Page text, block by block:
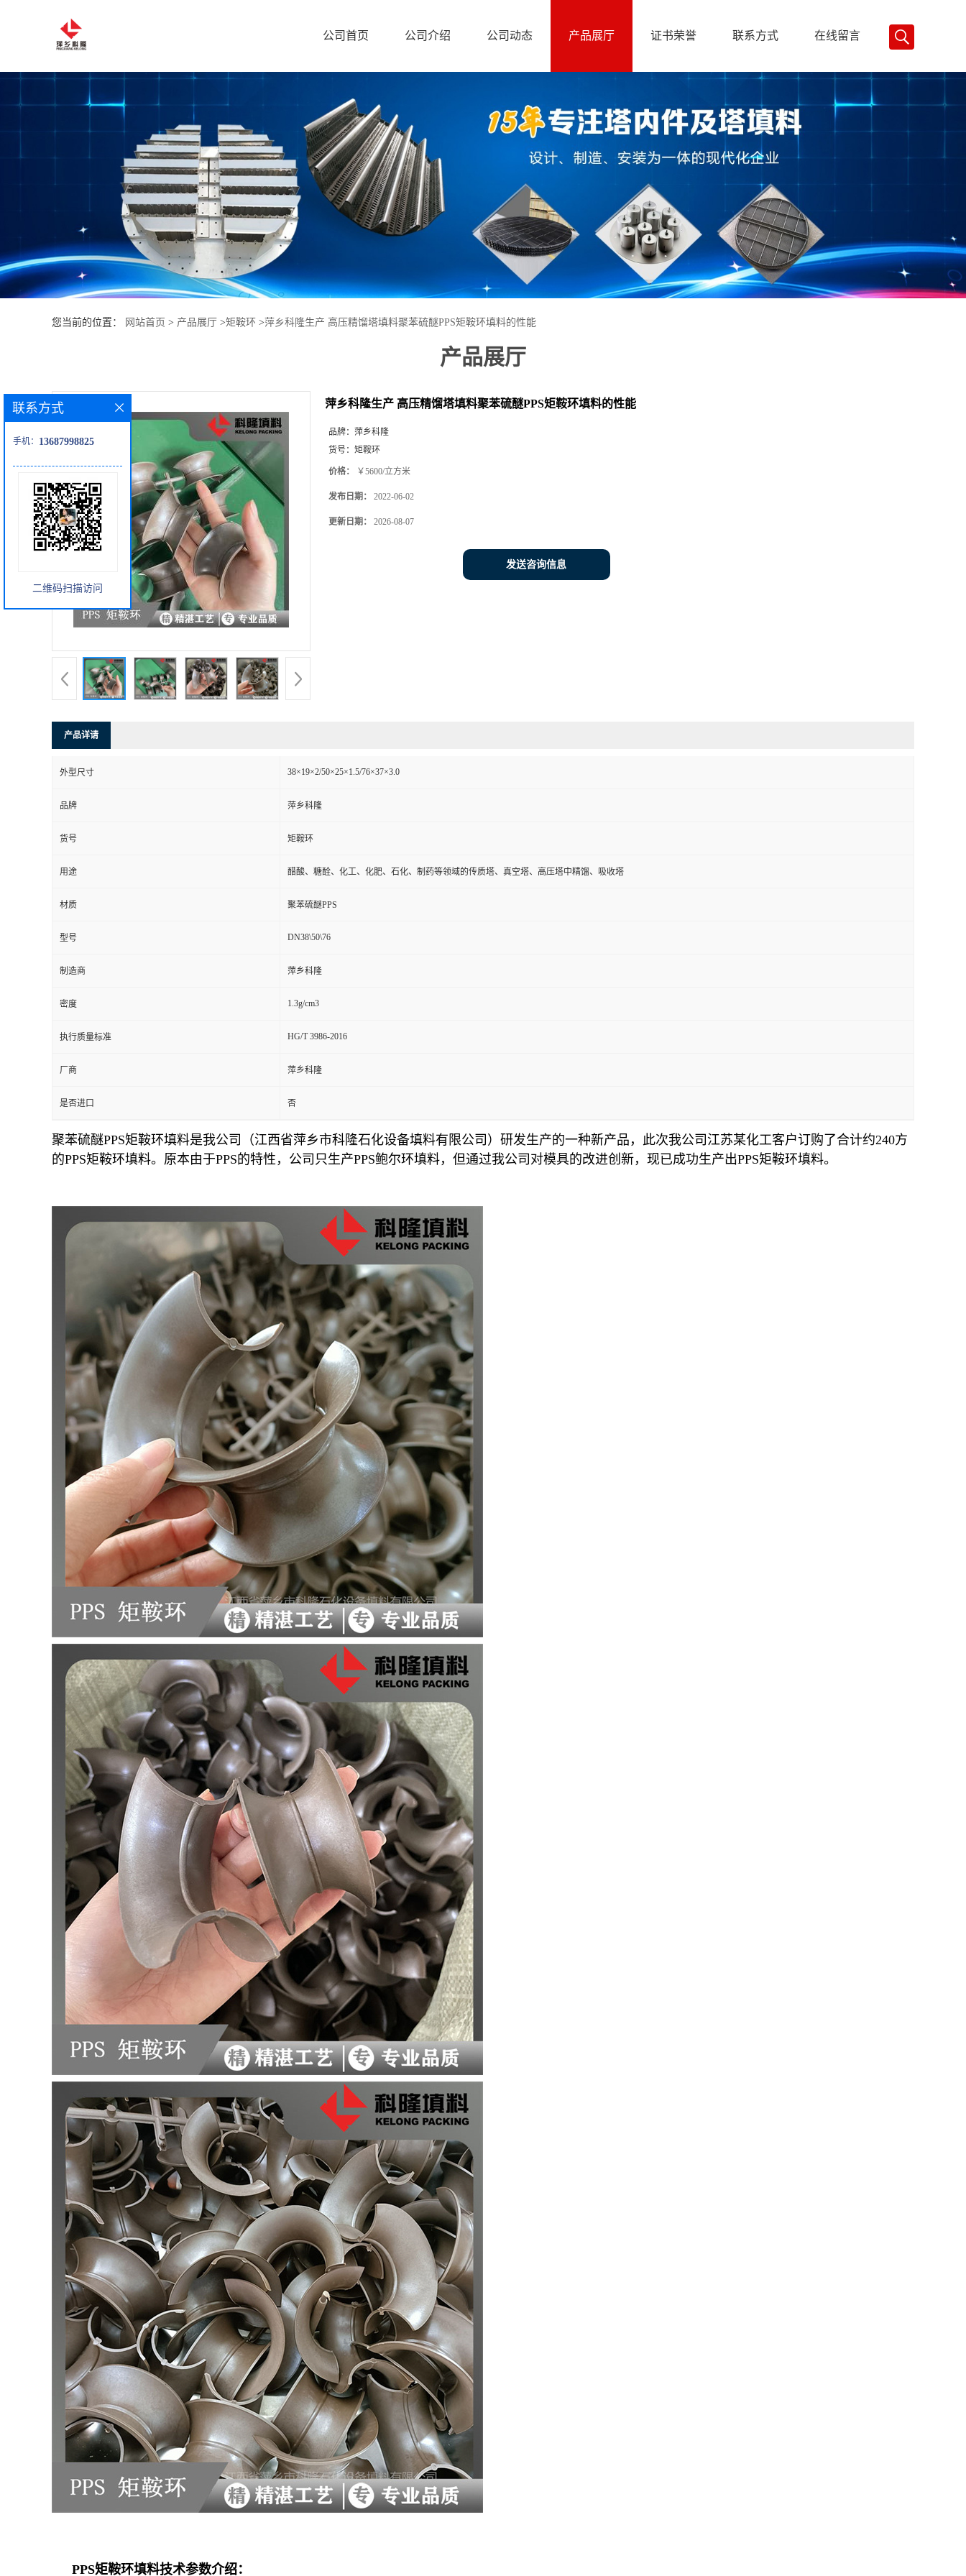
介
动
品
厅
公司首页 公司介绍 公司动态 产品展厅 证书荣誉 联系方式 在线留言
您当前的位置： 网站首页 > 产品展厅 >矩鞍环 >萍乡科隆生产 高压精馏塔填料聚苯硫醚PPS矩鞍环填料的性能
产品展厅
萍乡科隆生产 高压精馏塔填料聚苯硫醚PPS矩鞍环填料的性能
品牌： 萍乡科隆
货号： 矩鞍环
价格： ￥5600/立方米
发布日期： 2022-06-02
更新日期： 2026-08-07
发送咨询信息
产品详请
外型尺寸 38×19×2/50×25×1.5/76×37×3.0
品牌 萍乡科隆
货号 矩鞍环
用途 醋酸、糖酫、化工、化肥、石化、制药等领域的传质塔、真空塔、高压塔中精馏、吸收塔
材质 聚苯硫醚PPS
型号 DN38\50\76
制造商 萍乡科隆
密度 1.3g/cm3
执行质量标准 HG/T 3986-2016
厂商 萍乡科隆
是否进口 否
聚苯硫醚PPS矩鞍环填料是我公司（江西省萍乡市科隆石化设备填料有限公司）研发生产的一种新产品，此次我公司江苏某化工客户订购了合计约240方
的PPS矩鞍环填料。原本由于PPS的特性，公司只生产PPS鲍尔环填料，但通过我公司对模具的改进创新，现已成功生产出PPS矩鞍环填料。
PPS矩鞍环填料技术参数介绍：
联系方式
手机： 13687998825
二维码扫描访问